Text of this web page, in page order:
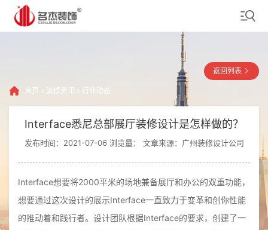
首页 » 装修资讯 » 行业动态
返回列表
Interface悉尼总部展厅装修设计是怎样做的？
发布时间：2021-07-06 浏览量： 文章来源：广州装修设计公司
Interface想要将2000平米的场地兼备展厅和办公的双重功能，
想要通过这次设计的展示Interface一直致力于变革和创你性能
的推动着和践行者。设计团队根据Interface的要求，创建了一